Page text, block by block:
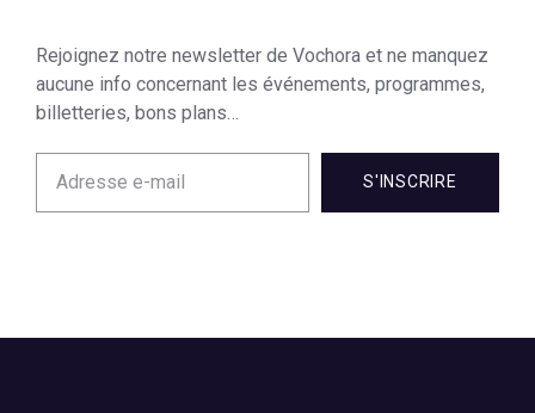
Rejoignez notre newsletter de Vochora et ne manquez
aucune info concernant les événements, programmes,
billetteries, bons plans…
S'INSCRIRE